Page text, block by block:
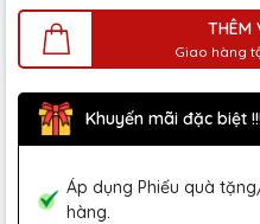
THÊM
Giao hàng
Khuyến mãi đặc biệt
Áp dụng Phiếu quà
hàng.